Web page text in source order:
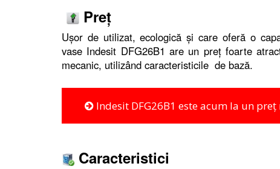
Preț
Ușor de utilizat, ecologică și care oferă o
vase Indesit DFG26B1 are un preț foarte
mecanic, utilizând caracteristicile de bază.
Indesit DFG26B1 este acum la un
Caracteristici